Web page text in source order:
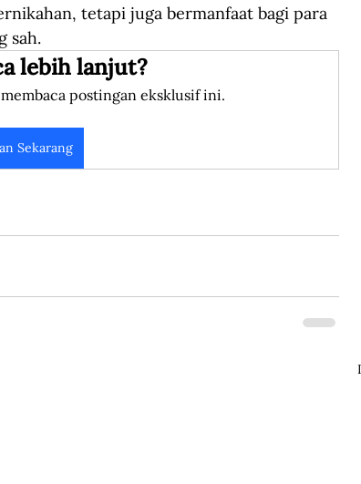
tetapi juga bermanfaat bagi para
sah.
lebih lanjut?
postingan eksklusif ini.
Sekarang